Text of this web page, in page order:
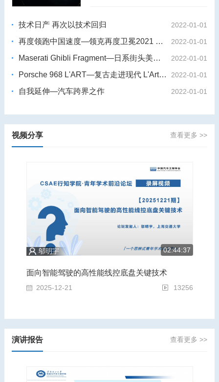
赛车手与工程奇才的故事娓娓道来。
技术日产 再次以技术回归 2022-01-01
再度领跑中国速度—领克再度卫冕2021 WTCR世界杯 2022-01-01
Maserati Ghibli Fragment—日系街头美学 藤原浩 X玛莎拉蒂Ghibli 2022-01-01
Porsche 968 L'ART—复古走进现代 L'Art de L'Automobile X保时捷968 2022-01-01
自我延伸—汽车跨界之作 2022-01-01
视频分享 查看更多 >>
邬明宇 02:44:37
面向智能驾驶的高性能线控底盘关键技术
2025-12-21 13256
演讲报告 查看更多 >>